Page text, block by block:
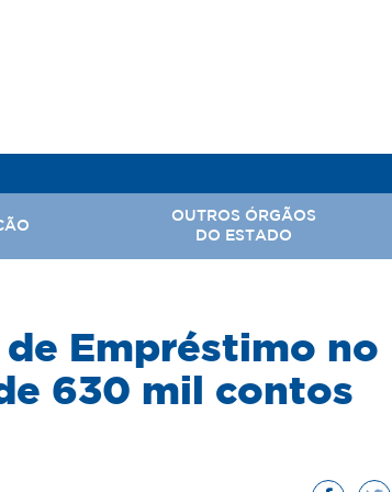
Parlamentares e Comunicação Social
OUTROS ÓRGÃOS
DO ESTADO
Empréstimo no
630 mil contos